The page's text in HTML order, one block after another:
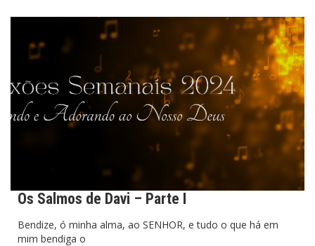
Os Salmos de Davi – Parte I
Bendize, ó minha alma, ao SENHOR, e tudo o que há em
mim bendiga o